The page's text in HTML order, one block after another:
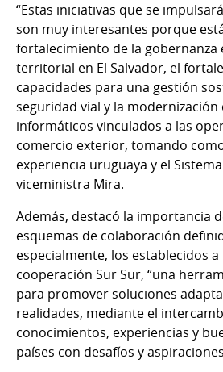
“Estas iniciativas que se
son muy interesantes porque
fortalecimiento de la gobernanza
territorial en El Salvador, el
capacidades para una gestión
seguridad vial y la modernización
informáticos vinculados a las
comercio exterior, tomando
experiencia uruguaya y el
viceministra Mira.
Además, destacó la importancia
esquemas de colaboración
especialmente, los establecidos a
cooperación Sur Sur, “una
para promover soluciones
realidades, mediante el
conocimientos, experiencias y
países con desafíos y